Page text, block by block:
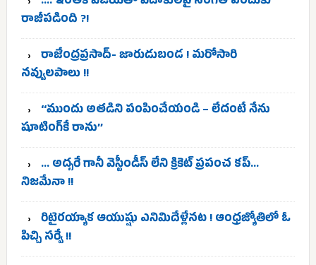
రాజీపడింది ?!
రాజేంద్రప్రసాద్- జారుడుబండ ! మరోసారి
నవ్వులపాలు !!
‘‘ముందు అతడిని పంపించేయండి – లేదంటే నేను
షూటింగ్‌కే రాను’’
… అద్సరే గానీ వెస్టీండీస్ లేని క్రికెట్ ప్రపంచ కప్…
నిజమేనా !!
రిటైరయ్యాక ఆయుష్షు ఎనిమిదేళ్లేనట ! ఆంధ్రజ్యోతిలో ఓ
పిచ్చి సర్వే !!